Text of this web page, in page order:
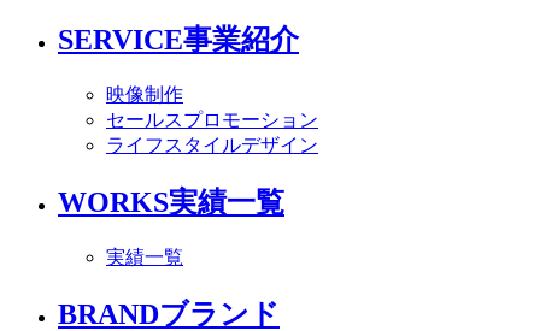
SERVICE事業紹介
映像制作
セールスプロモーション
ライフスタイルデザイン
WORKS実績一覧
実績一覧
BRANDブランド